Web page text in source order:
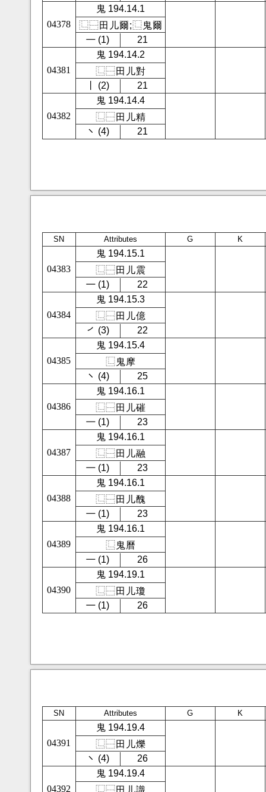
04378
鬼 194.14.1
⿺⿱田 儿爾;⿺鬼爾
㇐ (1)
21
04381
鬼 194.14.2
⿺⿱田 儿對
㇑ (2)
21
04382
鬼 194.14.4
⿺⿱田 儿精
㇔ (4)
21
SN Attributes G K
04383
鬼 194.15.1
⿺⿱田 儿震
㇐ (1)
22
04384
鬼 194.15.3
⿺⿱田 儿億
㇒ (3)
22
04385
鬼 194.15.4
⿺鬼摩
㇔ (4)
25
04386
鬼 194.16.1
⿺⿱田 儿磪
㇐ (1)
23
04387
鬼 194.16.1
⿺⿱田 儿融
㇐ (1)
23
04388
鬼 194.16.1
⿺⿱田 儿醜
㇐ (1)
23
04389
鬼 194.16.1
⿺鬼曆
㇐ (1)
26
04390
鬼 194.19.1
⿺⿱田 儿瓊
㇐ (1)
26
SN Attributes G K
04391
鬼 194.19.4
⿺⿱田 儿爍
㇔ (4)
26
04392
鬼 194.19.4